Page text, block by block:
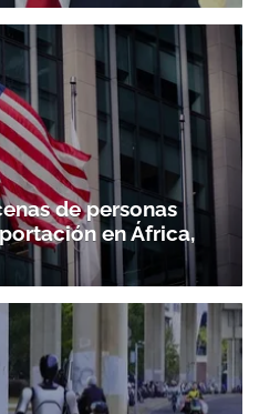
de personas
en África,